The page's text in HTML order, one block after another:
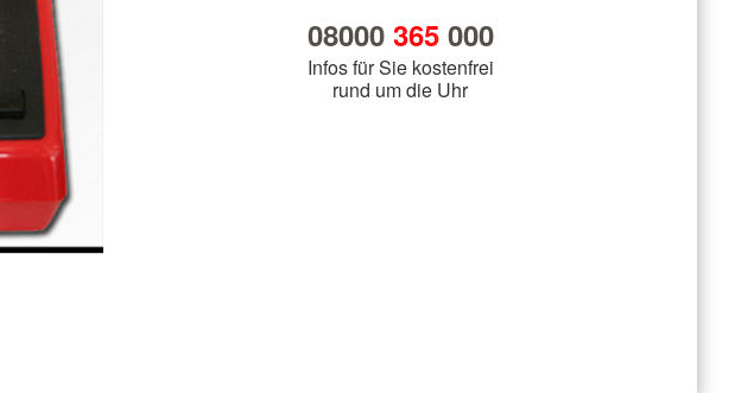
08000 365000
Infos für Sie kostenfrei
rund um die Uhr